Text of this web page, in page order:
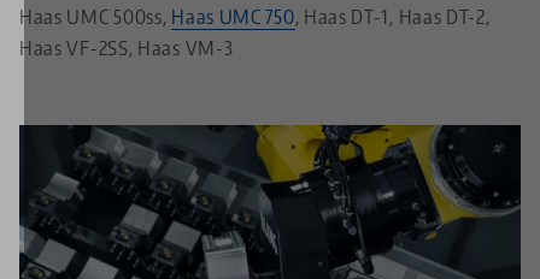
Haas UMC 500ss, Haas UMC 750, Haas DT-1, Haas DT-2,
Haas VF-2SS, Haas VM-3